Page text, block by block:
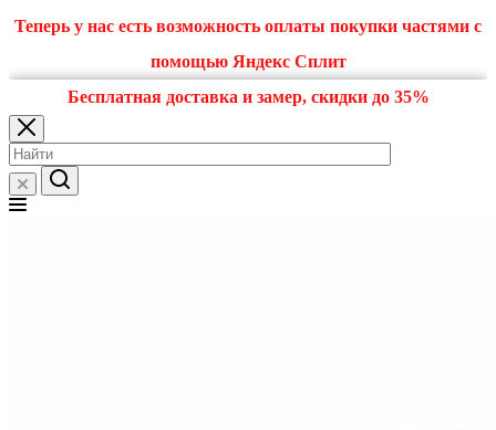
Теперь у нас есть возможность оплаты покупки частями с
помощью Яндекс Сплит
Бесплатная доставка и замер, скидки до 35%